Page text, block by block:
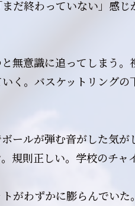
だ終わっていない」感
無意識に追ってしまう
く。バスケットリング
ールが弾む音がした気
規則正しい。学校のチャ
がわずかに膨らんでい